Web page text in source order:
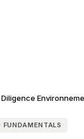
FUNDAMENTALS